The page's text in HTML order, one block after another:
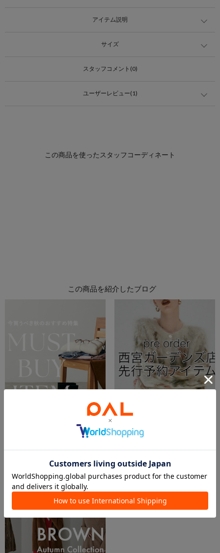
アイテム説明
サイズ
スタッフコメント(0)
ユーザーレビュー(1)
この商品を紹介したブログ
LARUTA 本部
2025.08.30
西宮ガーデンズ店
LARUTA